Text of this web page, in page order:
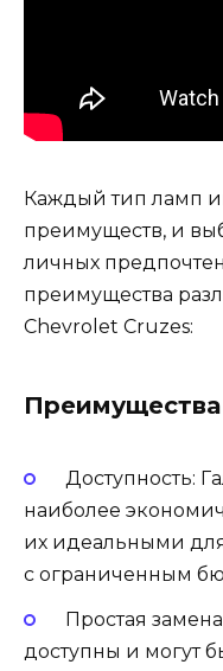
Каждый тип ламп
преимуществ, и
личных
преимущества
Chevrolet Cruzes:
Доступность:
наиболее
их идеальными
с ограниченным
Простая
доступны и могут